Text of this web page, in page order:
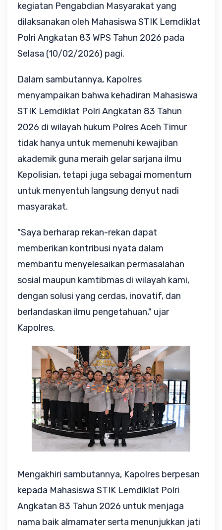
kegiatan Pengabdian Masyarakat yang
dilaksanakan oleh Mahasiswa STIK Lemdiklat
Polri Angkatan 83 WPS Tahun 2026 pada
Selasa (10/02/2026) pagi.
Dalam sambutannya, Kapolres
menyampaikan bahwa kehadiran Mahasiswa
STIK Lemdiklat Polri Angkatan 83 Tahun
2026 di wilayah hukum Polres Aceh Timur
tidak hanya untuk memenuhi kewajiban
akademik guna meraih gelar sarjana ilmu
Kepolisian, tetapi juga sebagai momentum
untuk menyentuh langsung denyut nadi
masyarakat.
"Saya berharap rekan-rekan dapat
memberikan kontribusi nyata dalam
membantu menyelesaikan permasalahan
sosial maupun kamtibmas di wilayah kami,
dengan solusi yang cerdas, inovatif, dan
berlandaskan ilmu pengetahuan," ujar
Kapolres.
Mengakhiri sambutannya, Kapolres berpesan
kepada Mahasiswa STIK Lemdiklat Polri
Angkatan 83 Tahun 2026 untuk menjaga
nama baik almamater serta menunjukkan jati